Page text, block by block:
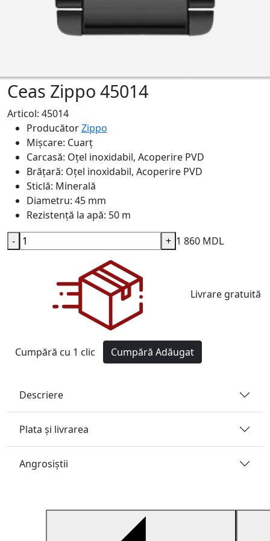
Ceas Zippo 45014
Articol: 45014
ProducătorZippo
Mișcare: Cuarț
Carcasă: Oțel inoxidabil, Acoperire PVD
Brățară: Oțel inoxidabil, Acoperire PVD
Sticlă: Minerală
Diametru: 45 mm
Rezistență la apă: 50 m
1 860 MDL
- +
Livrare gratuită
Cumpără cu 1 clic Cumpără Adăugat
Descriere
Plata și livrarea
Angrosiştii